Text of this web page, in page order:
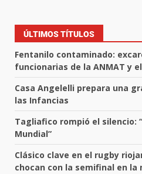
ÚLTIMOS TÍTULOS
Fentanilo contaminado:
funcionarias de la ANMAT y el
Casa Angelelli prepara una
las Infancias
Tagliafico rompió el silencio:
Mundial”
Clásico clave en el rugby
chocan con la semifinal en la